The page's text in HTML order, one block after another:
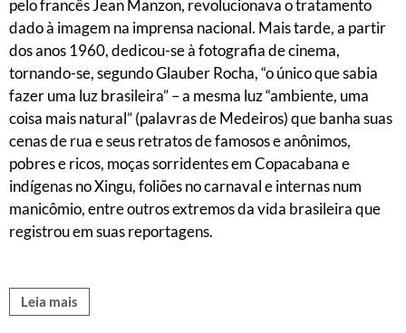
pelo francês Jean Manzon, revolucionava o tratamento
dado à imagem na imprensa nacional. Mais tarde, a partir
dos anos 1960, dedicou-se à fotografia de cinema,
tornando-se, segundo Glauber Rocha, “o único que sabia
fazer uma luz brasileira” – a mesma luz “ambiente, uma
coisa mais natural” (palavras de Medeiros) que banha suas
cenas de rua e seus retratos de famosos e anônimos,
pobres e ricos, moças sorridentes em Copacabana e
indígenas no Xingu, foliões no carnaval e internas num
manicômio, entre outros extremos da vida brasileira que
registrou em suas reportagens.
Leia mais